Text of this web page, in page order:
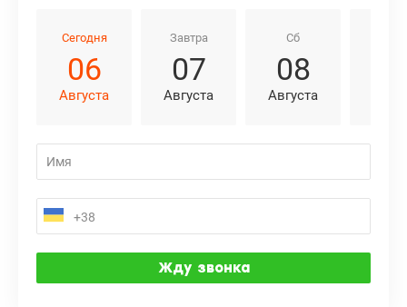
Сегодня
06
Августа
Завтра
07
Августа
Сб
08
Августа